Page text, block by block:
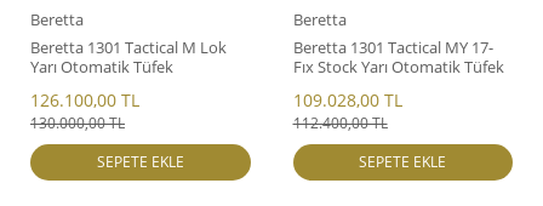
Beretta
Beretta 1301 Tactical M Lok
Yarı Otomatik Tüfek
126.100,00 TL
130.000,00 TL
SEPETE EKLE
Beretta
Beretta 1301 Tactical MY 17-
Fıx Stock Yarı Otomatik Tüfek
109.028,00 TL
112.400,00 TL
SEPETE EKLE